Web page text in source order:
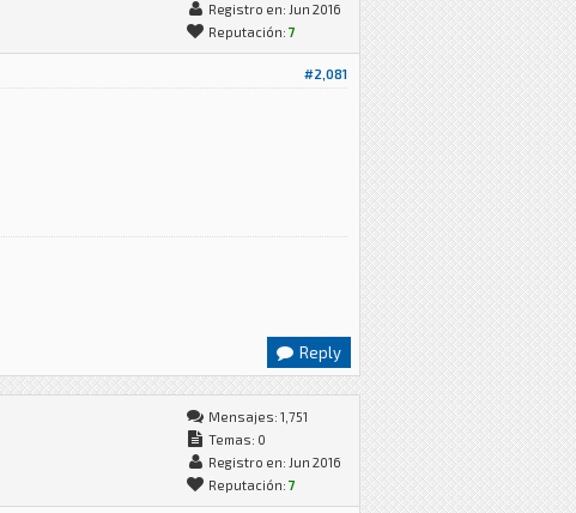
Registro en: Jun 2016
Reputación: 7
#2,081
Reply
Mensajes: 1,751
Temas: 0
Registro en: Jun 2016
Reputación: 7